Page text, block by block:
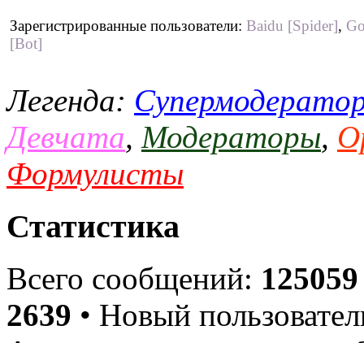
Зарегистрированные пользователи: Baidu [Spider],
[Bot]
Легенда:
Девчата, Модераторы,
Формулисты
Статистика
Всего сообщений: 125059
2639 • Новый